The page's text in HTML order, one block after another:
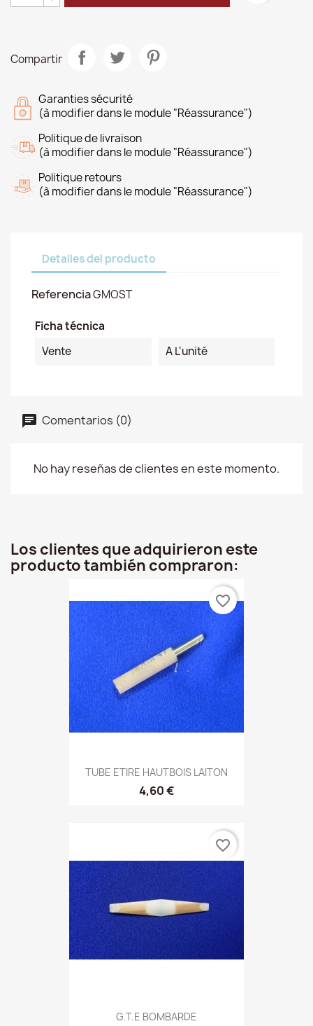
Compartir
Garanties sécurité
(à modifier dans le module "Réassurance")
Politique de livraison
(à modifier dans le module "Réassurance")
Politique retours
(à modifier dans le module "Réassurance")
Detalles del producto
ReferenciaGMOST
Ficha técnica
Vente
A L'unité
Comentarios (0)
No hay reseñas de clientes en este momento.
Los clientes que adquirieron este
producto también compraron:
TUBE ETIRE HAUTBOIS LAITON
4,60 €
favorite_border
G.T.E BOMBARDE
favorite_border